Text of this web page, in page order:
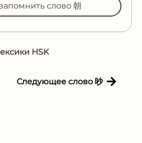
запомнить слово 朝
HSK
Следующее слово 吵